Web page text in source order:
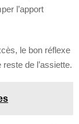
l’apport
le bon réflexe
de l’assiette.